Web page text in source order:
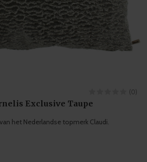
(0)
Exclusive Taupe
het Nederlandse topmerk Claudi.